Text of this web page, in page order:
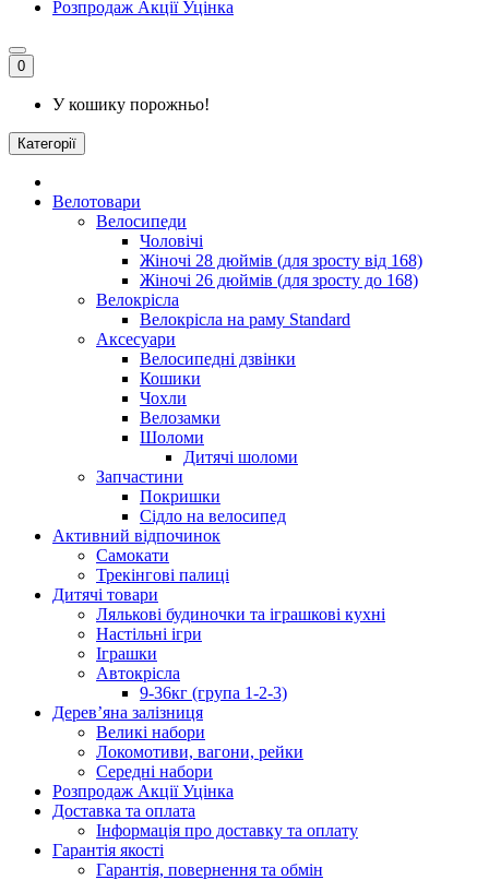
Розпродаж Акції Уцінка
0
У кошику порожньо!
Категорії
Велотовари
Велосипеди
Чоловічі
Жіночі 28 дюймів (для зросту від 168)
Жіночі 26 дюймів (для зросту до 168)
Велокрісла
Велокрісла на раму Standard
Аксесуари
Велосипедні дзвінки
Кошики
Чохли
Велозамки
Шоломи
Дитячі шоломи
Запчастини
Покришки
Сідло на велосипед
Активний відпочинок
Самокати
Трекінгові палиці
Дитячі товари
Лялькові будиночки та іграшкові кухні
Настільні ігри
Іграшки
Автокрісла
9-36кг (група 1-2-3)
Дерев’яна залізниця
Великі набори
Локомотиви, вагони, рейки
Середні набори
Розпродаж Акції Уцінка
Доставка та оплата
Інформація про доставку та оплату
Гарантія якості
Гарантія, повернення та обмін